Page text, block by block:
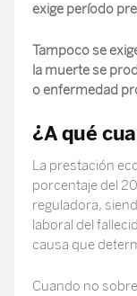
exige período
Tampoco se
la muerte se
o enfermedad
¿A qué
La prestación
porcentaje del
reguladora,
laboral del
causa que
Cuando no